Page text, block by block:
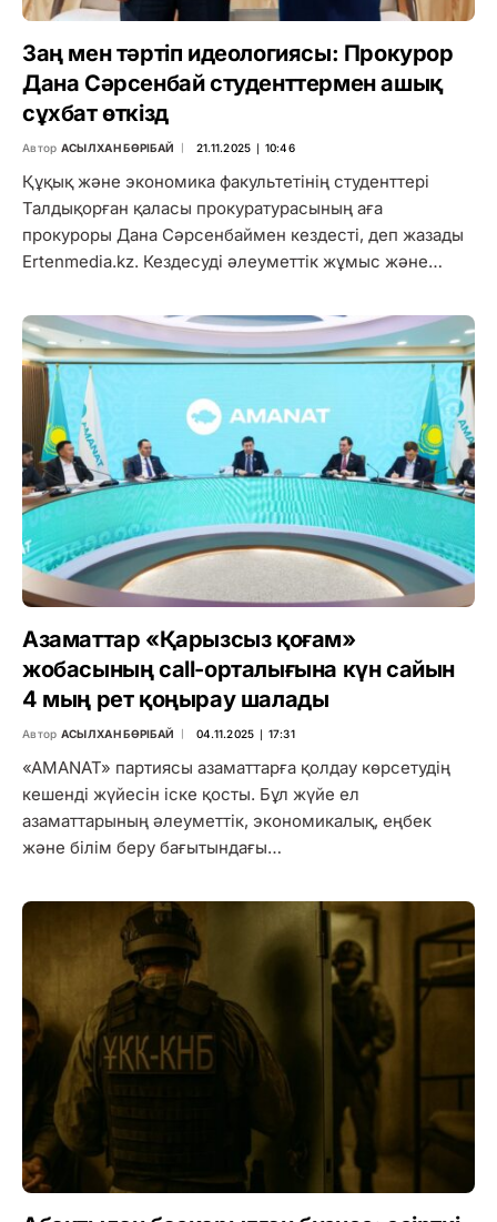
Заң мен тәртіп идеологиясы: Прокурор
Дана Сәрсенбай студенттермен ашық
сұхбат өткізд
Автор АСЫЛХАН БӨРІБАЙ 21.11.2025 ∣ 10:46
Құқық және экономика факультетінің студенттері
Талдықорған қаласы прокуратурасының аға
прокуроры Дана Сәрсенбаймен кездесті, деп жазады
Ertenmedia.kz. Кездесуді әлеуметтік жұмыс және…
Азаматтар «Қарызсыз қоғам»
жобасының call-орталығына күн сайын
4 мың рет қоңырау шалады
Автор АСЫЛХАН БӨРІБАЙ 04.11.2025 ∣ 17:31
«AMANAT» партиясы азаматтарға қолдау көрсетудің
кешенді жүйесін іске қосты. Бұл жүйе ел
азаматтарының әлеуметтік, экономикалық, еңбек
және білім беру бағытындағы…